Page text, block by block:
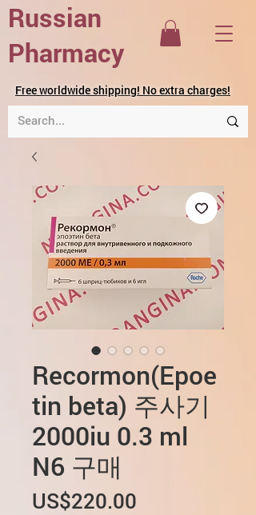
Russian
Pharmacy
Free worldwide shipping! No extra charges!
Recormon(Epoe
tin beta) 주사기
2000iu 0.3 ml
N6 구매
US$220.00